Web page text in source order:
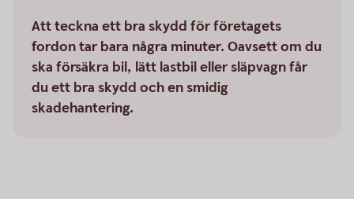
Att teckna ett bra skydd för företagets
fordon tar bara några minuter. Oavsett om du
ska försäkra bil, lätt lastbil eller släpvagn får
du ett bra skydd och en smidig
skadehantering.